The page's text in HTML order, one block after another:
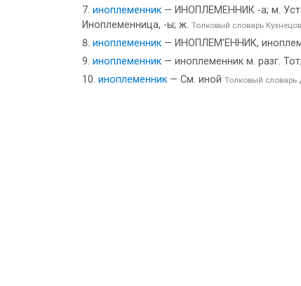
иноплеменник — ИНОПЛЕМЕННИК -а; м.
Иноплеменница, -ы; ж. Толковый словарь
иноплеменник — ИНОПЛЕМ’ЕННИК,
иноплеменник — иноплеменник м. разг.
иноплеменник — См. иной Толковый словарь